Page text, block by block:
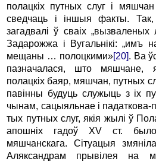
полацкіх путных слуг і
сведчаць і іншыя факты. Так,
загадвалі ў сваіх „вызваленых
Задарожжа і Вугальнікі: „имъ
мещаны … полоцкими»[20]. Ва
пазначалася, што мяшчане,
полацкіх баяр, мяшчан, путных
павінны будуць служыць з іх
чынам, сацыяльнае і падаткова-
тых путных слуг, якія жылі ў
апошніх гадоў XV ст.
мяшчанскага. Сітуацыя
Аляксандрам прывілея на